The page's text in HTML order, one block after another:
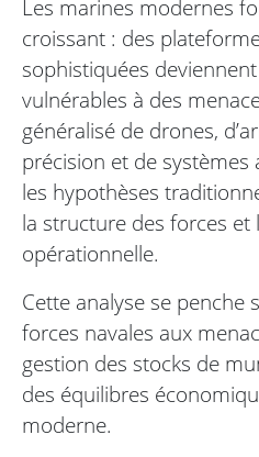
Les marines modernes
croissant : des
sophistiquées
vulnérables à des
généralisé de drones,
précision et de
les hypothèses
la structure des forces et
opérationnelle.
Cette analyse se penche
forces navales aux
gestion des stocks de
des équilibres
moderne.